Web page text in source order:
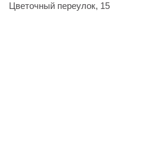
Цветочный переулок, 15